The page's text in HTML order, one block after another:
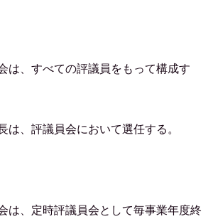
、すべての評議員をもって構成す
、評議員会において選任する。
、定時評議員会として毎事業年度終